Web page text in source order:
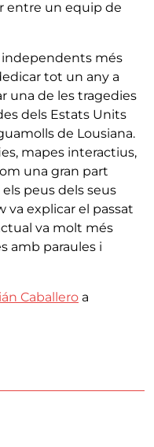
entre un equip de
independents més
tot un any a
una de les tragedies
dels Estats Units
de Lousiana.
mapes interactius,
una gran part
els peus dels seus
va explicar el passat
va molt més
amb paraules i
Caballero a